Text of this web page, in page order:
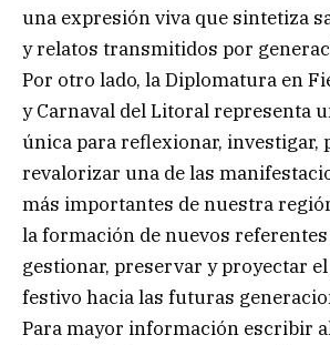
una expresión viva que sintetiza
y relatos transmitidos por
Por otro lado, la Diplomatura en
y Carnaval del Litoral representa
única para reflexionar, investigar,
revalorizar una de las
más importantes de nuestra
la formación de nuevos referentes
gestionar, preservar y proyectar
festivo hacia las futuras
Para mayor información escribir